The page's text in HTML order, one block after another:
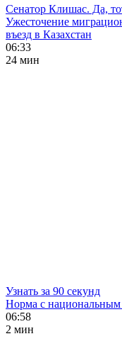
Сенатор Клишас. Да,
Ужесточение
въезд в Казахстан
06:33
24 мин
Узнать за 90 секунд
Норма с национальным
06:58
2 мин